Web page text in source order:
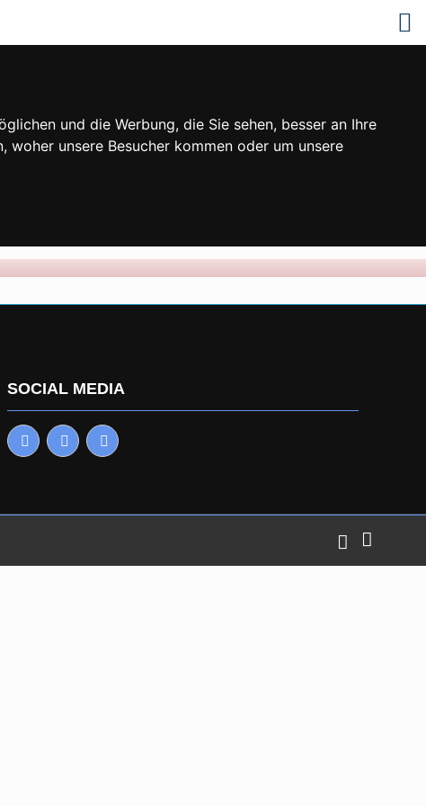
und die Werbung, die Sie sehen, besser an Ihre
woher unsere Besucher kommen oder um unsere
SOCIAL MEDIA